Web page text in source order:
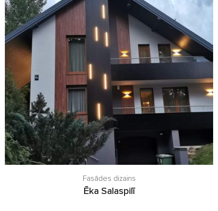
Fasādes dizains
Ēka Salaspilī